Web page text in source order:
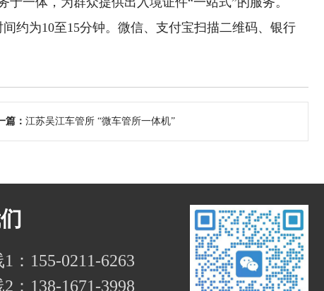
约为10至15分钟。微信、支付宝扫描二维码、银行
篇：江苏吴江车管所 “微车管所一体机”
：155-0211-6263
：138-1671-3998